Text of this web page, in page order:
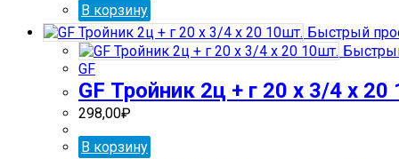
В корзину
Быстрый
GF
GF Тройник 2ц + г 20 х 3/4 х
298,00₽
В корзину